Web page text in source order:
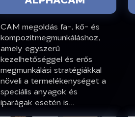
CAM megoldás fa-, kő- és
kompozitmegmunkáláshoz,
amely egyszerű
kezelhetőséggel és erős
megmunkálási stratégiákkal
növeli a termelékenységet a
speciális anyagok és
iparágak esetén is...